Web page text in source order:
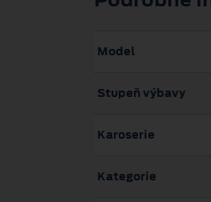
Model
Stupeň výbavy
Karoserie
Kategorie